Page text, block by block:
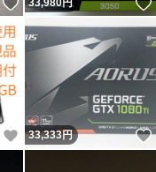
いいね！
33,980円
いいね！
33,333円